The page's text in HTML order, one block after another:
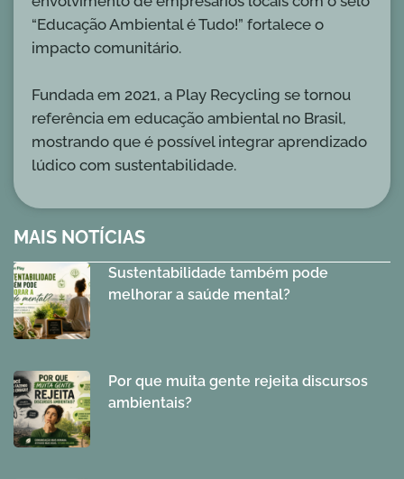
MAIS NOTÍCIAS
Sustentabilidade também pode
melhorar a saúde mental?
Por que muita gente rejeita discursos
ambientais?
“Educação Ambiental é Tudo!” fortalece o
impacto comunitário.
Fundada em 2021, a Play Recycling se tornou
referência em educação ambiental no Brasil,
mostrando que é possível integrar aprendizado
lúdico com sustentabilidade.